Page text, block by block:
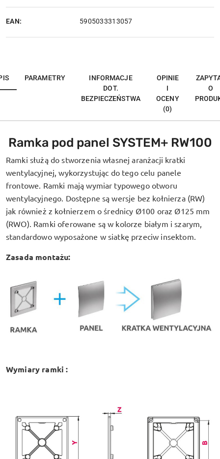
EAN: 5905033313057
PARAMETRY
INFORMACJE
DOT.
BEZPIECZEŃSTWA
OPINIE
I
OCENY
(0)
O
Ramka pod panel SYSTEM+ RW100
Ramki służą do stworzenia własnej aranżacji kratki
wentylacyjnej, wykorzystując do tego celu panele
frontowe. Ramki mają wymiar typowego otworu
wentylacyjnego. Dostępne są wersje bez kołnierza (RW)
jak również z kołnierzem o średnicy Ø100 oraz Ø125 mm
(RWO). Ramki oferowane są w kolorze białym i szarym,
standardowo wyposażone w siatkę przeciw insektom.
Zasada montażu:
Wymiary ramki :